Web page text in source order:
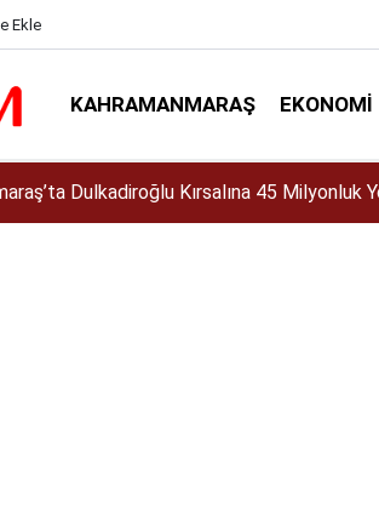
Ekle
KAHRAMANMARAŞ EKONOMI
Ağustos Fuarı'nda Sahne Zakkum'un!